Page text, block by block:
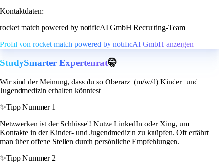
Kontaktdaten:
rocket match powered by notificAI GmbH Recruiting-Team
Profil von rocket match powered by notificAI GmbH anzeigen
StudySmarter Expertenrat🤫
Wir sind der Meinung, dass du so Oberarzt (m/w/d) Kinder- und
Jugendmedizin erhalten könntest
✨Tipp Nummer 1
Netzwerken ist der Schlüssel! Nutze LinkedIn oder Xing, um
Kontakte in der Kinder- und Jugendmedizin zu knüpfen. Oft erfährt
man über offene Stellen durch persönliche Empfehlungen.
✨Tipp Nummer 2